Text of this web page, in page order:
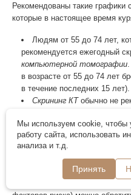
Рекомендованы такие графики
которые в настоящее время
Людям от 55 до 74 лет,
рекомендуется ежегодный
компьютерной томографии
в возрасте от 55 до 74 лет
в течение последних 15 лет).
Скрининг КТобычно не
курят менее 30 пачко-лет,
бросили курить более 15
заболевание, которое может
сократить
Для получения рекомендаций
тактики обследований (с
Мы используем cookie, чтобы
работу сайта, использовать
анализа и т.д.
Принять